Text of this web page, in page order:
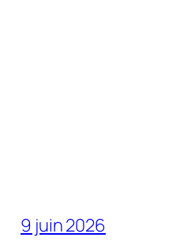
9 juin 2026